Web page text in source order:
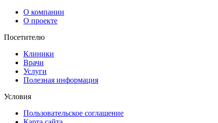
О компании
О проекте
Посетителю
Клиники
Врачи
Услуги
Полезная информация
Условия
Пользовательское соглашение